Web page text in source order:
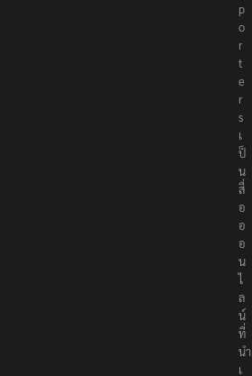
p
o
r
t
e
r
s
เ
ป็
น
สื่
อ
อ
อ
น
ไ
ล
น์
ที่
นำ
เ